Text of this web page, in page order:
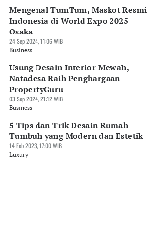
Mengenal TumTum, Maskot Resmi
Indonesia di World Expo 2025
Osaka
24 Sep 2024, 11:06 WIB
Business
Usung Desain Interior Mewah,
Natadesa Raih Penghargaan
PropertyGuru
03 Sep 2024, 21:12 WIB
Business
5 Tips dan Trik Desain Rumah
Tumbuh yang Modern dan Estetik
14 Feb 2023, 17:00 WIB
Luxury